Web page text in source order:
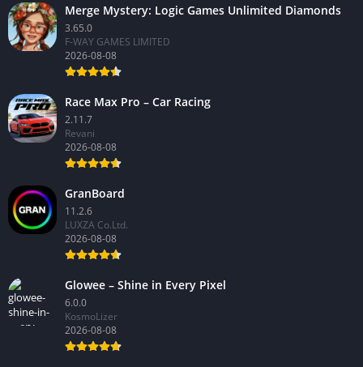
Merge Mystery: Logic Games Unlimited Diamonds
3.65.0
F-WAY GAMES LIMITED
2026-08-08
Race Max Pro – Car Racing
2.11.7
Revani
2026-08-08
GranBoard
11.2.6
LUXZA Co.Ltd.
2026-08-08
Glowee – Shine in Every Pixel
6.0.0
KosmoLizer
2026-08-08